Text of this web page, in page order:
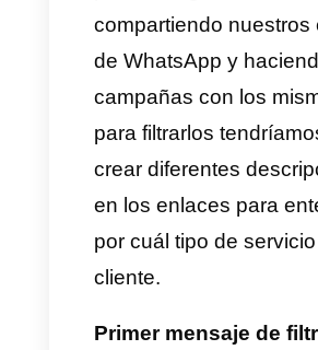
lead.
Pasos para
leads:
1) Configura tu
Business:
que tener en
hacer esto